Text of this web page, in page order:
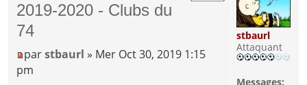
2019-2020 - Clubs du
74
parstbaurl » Mer Oct 30, 2019 1:15
pm
stbaurl
Attaquant
Messages: